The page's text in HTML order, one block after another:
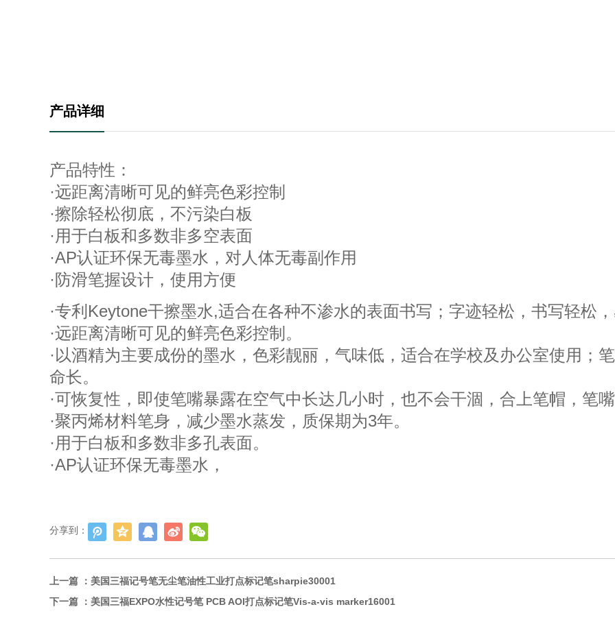
产品详细
产品特性：
·远距离清晰可见的鲜亮色彩控制
·擦除轻松彻底，不污染白板
·用于白板和多数非多空表面
·AP认证环保无毒墨水，对人体无毒副作用
·防滑笔握设计，使用方便
·专利Keytone干擦墨水,适合在各种不渗水的表面书写；字迹轻松，书写轻松
·远距离清晰可见的鲜亮色彩控制。
·以酒精为主要成份的墨水，色彩靓丽，气味低，适合在学校及办公室使用；
命长。
·可恢复性，即使笔嘴暴露在空气中长达几小时，也不会干涸，合上笔帽，笔
·聚丙烯材料笔身，减少墨水蒸发，质保期为3年。
·用于白板和多数非多孔表面。
·AP认证环保无毒墨水，
分享到：
上一篇 ： 美国三福记号笔无尘笔油性工业打点标记笔sharpie30001
下一篇 ： 美国三福EXPO水性记号笔 PCB AOI打点标记笔Vis-a-vis marker16001